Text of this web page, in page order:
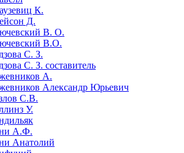
К.
Д.
В. О.
В.О.
С. З.
С. З. составитель
А.
Александр Юрьевич
С.В.
У.
А.Ф.
Анатолий